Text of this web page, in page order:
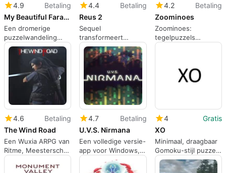
4.9
Betaling
My Beautiful Faraway Please Dont Be Cruel to Me
Een dromerige
puzzelwandeling
voor geduldige,
contemplatieve
4.4
Betaling
Reus 2
Sequel
transformeert
planeetbouw in een
opzettelijke,
puzzelgedreven god
sim
4.2
Betaling
Zoominoes
Zoominoes:
tegelpuzzels
ontmoeten roguelike
4.6
Betaling
The Wind Road
Een Wuxia ARPG van
Ritme, Meesterschap
en Zijderoute Paden
4.7
Betaling
U.V.S. Nirmana
Een volledige versie-
app voor Windows,
door Coincidence.
4
Gratis
XO
Minimaal, draagbaar
Gomoku-stijl puzzel
voor snelle
Windows-sessies